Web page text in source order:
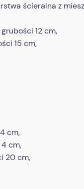
ścieralna z
12 cm,
15 cm,
cm,
cm,
20 cm,